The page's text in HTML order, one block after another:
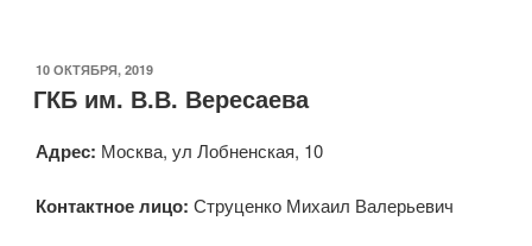
ОПУБЛИКОВАНО
10 ОКТЯБРЯ, 2019
ГКБ им. В.В. Вересаева
Адрес: Москва, ул Лобненская, 10
Контактное лицо: Струценко Михаил Валерьевич